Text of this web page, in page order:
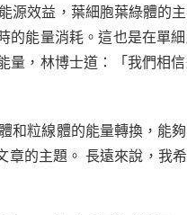
源效益，葉細胞葉綠體的
能量消耗。這也是在單
，林博士道：「我們相
和粒線體的能量轉換，能
的主題。 長遠來說，我